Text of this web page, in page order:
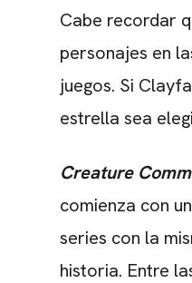
Cabe recordar
personajes en
juegos. Si
estrella sea
Creature
comienza con
series con la
historia. Entre